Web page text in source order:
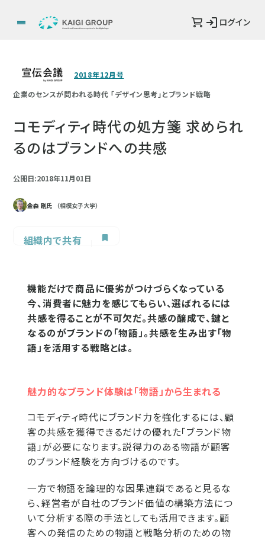
ログイン
2018年12月号
企業のセンスが問われる時代 「デザイン思考」とブランド戦略
コモディティ時代の処方箋 求められ
るのはブランドへの共感
公開日:2018年11月01日
金森 剛氏 （相模女子大学）
組織内で共有
機能だけで商品に優劣がつけづらくなっている
今、消費者に魅力を感じてもらい、選ばれるには
共感を得ることが不可欠だ。共感の醸成で、鍵と
なるのがブランドの「物語」。共感を生み出す「物
語」を活用する戦略とは。
魅力的なブランド体験は「物語」から生まれる
コモディティ時代にブランド力を強化するには、顧
客の共感を獲得できるだけの優れた「ブランド物
語」が必要になります。説得力のある物語が顧客
のブランド経験を方向づけるのです。
一方で物語を論理的な因果連鎖であると見るな
ら、経営者が自社のブランド価値の構築方法につ
いて分析する際の手法としても活用できます。顧
客への発信のための物語と戦略分析のための物